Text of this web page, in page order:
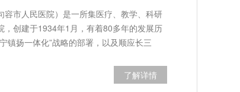
容市人民医院）是一所集医疗、教学、科研
，创建于1934年1月，有着80多年的发展历
镇扬一体化”战略的部署，以及顺应长三
了解详情